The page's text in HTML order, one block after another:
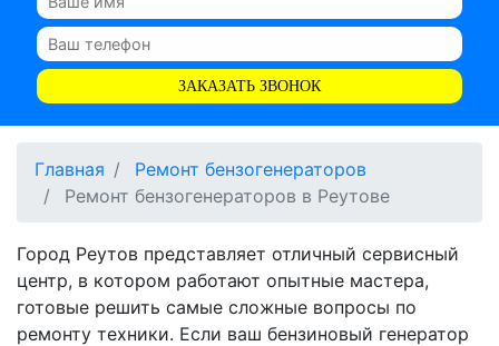
ЗАКАЗАТЬ ЗВОНОК
Главная
Ремонт бензогенераторов
Ремонт бензогенераторов в Реутове
Город Реутов представляет отличный сервисный
центр, в котором работают опытные мастера,
готовые решить самые сложные вопросы по
ремонту техники. Если ваш бензиновый генератор